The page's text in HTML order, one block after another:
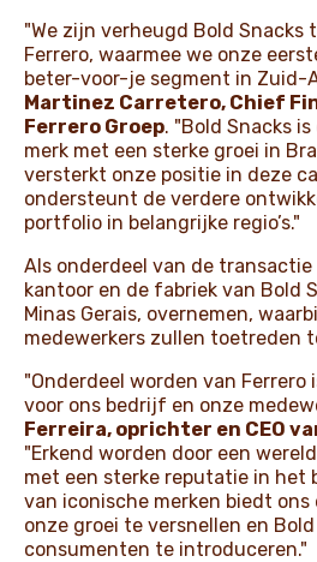
"We zijn verheugd Bold Snacks
Ferrero, waarmee we onze
beter-voor-je segment in Zuid-
Martinez Carretero, Chief
Ferrero Groep. "Bold Snacks
merk met een sterke groei in
versterkt onze positie in deze
ondersteunt de verdere
portfolio in belangrijke regio’s."
Als onderdeel van de transactie
kantoor en de fabriek van Bold
Minas Gerais, overnemen,
medewerkers zullen toetreden
"Onderdeel worden van Ferrero
voor ons bedrijf en onze
Ferreira, oprichter en CEO
"Erkend worden door een
met een sterke reputatie in het
van iconische merken biedt ons
onze groei te versnellen en
consumenten te introduceren."